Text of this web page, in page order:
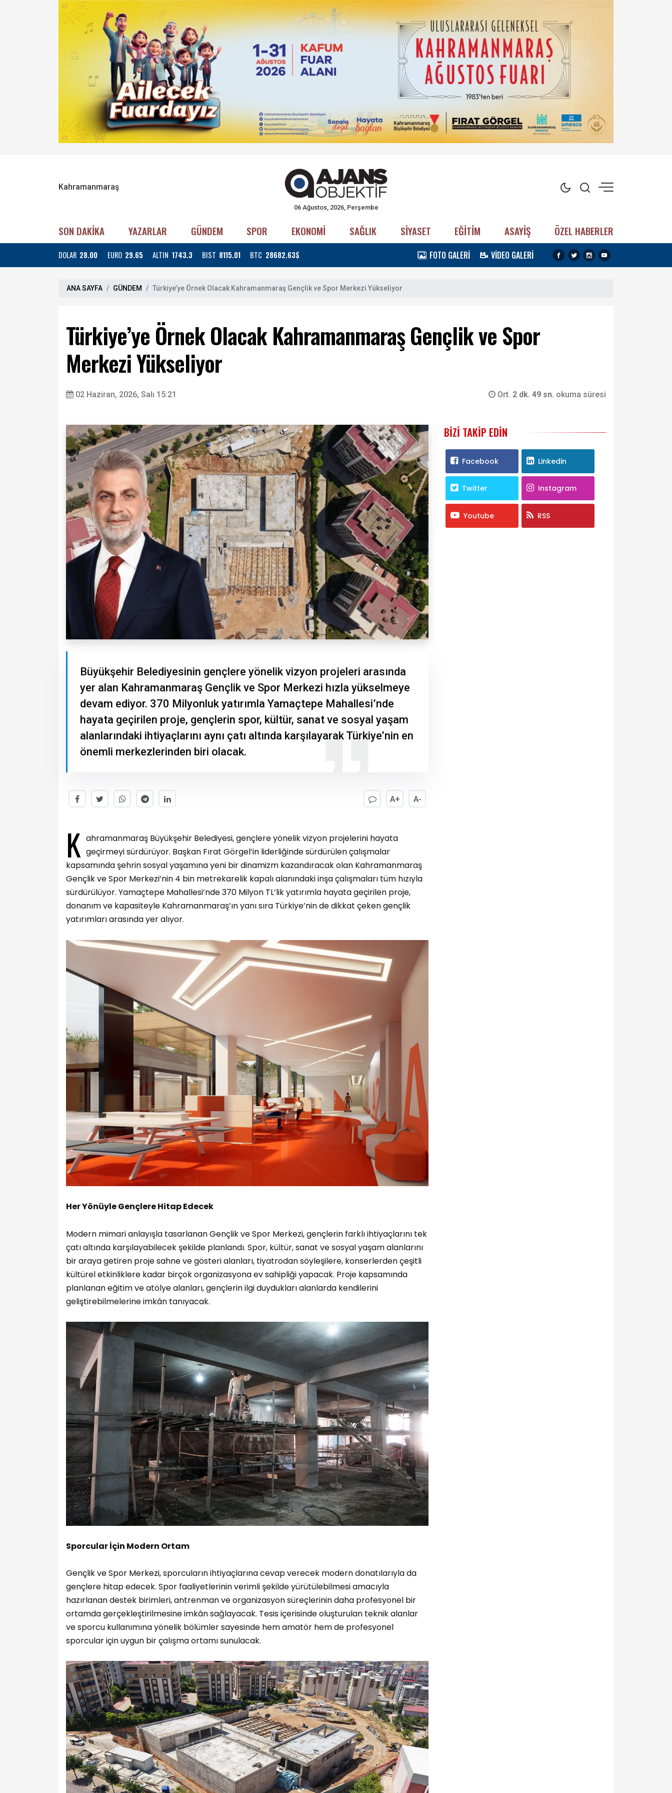
Kahramanmaraş
06 Ağustos, 2026, Perşembe
SON DAKİKA YAZARLAR GÜNDEM SPOR EKONOMİ SAĞLIK SİYASET EĞİTİM ASAYİŞ ÖZEL HABERLER
DOLAR 28.00 EURO 29.65 ALTIN 1743.3 BIST 8115.01 BTC 28682.63$ FOTO GALERİ VİDEO GALERİ
ANA SAYFA GÜNDEM Türkiye’ye Örnek Olacak Kahramanmaraş Gençlik ve Spor Merkezi Yükseliyor
Türkiye’ye Örnek Olacak Kahramanmaraş Gençlik ve Spor
Merkezi Yükseliyor
02 Haziran, 2026, Salı 15:21 Ort. 2 dk. 49 sn. okuma süresi
Büyükşehir Belediyesinin gençlere yönelik vizyon projeleri arasında
yer alan Kahramanmaraş Gençlik ve Spor Merkezi hızla yükselmeye
devam ediyor. 370 Milyonluk yatırımla Yamaçtepe Mahallesi’nde
hayata geçirilen proje, gençlerin spor, kültür, sanat ve sosyal yaşam
alanlarındaki ihtiyaçlarını aynı çatı altında karşılayarak Türkiye’nin en
önemli merkezlerinden biri olacak.
A+ A-
K ahramanmaraş Büyükşehir Belediyesi, gençlere yönelik vizyon projelerini hayata
geçirmeyi sürdürüyor. Başkan Fırat Görgel’in liderliğinde sürdürülen çalışmalar
kapsamında şehrin sosyal yaşamına yeni bir dinamizm kazandıracak olan Kahramanmaraş
Gençlik ve Spor Merkezi’nin 4 bin metrekarelik kapalı alanındaki inşa çalışmaları tüm hızıyla
sürdürülüyor. Yamaçtepe Mahallesi’nde 370 Milyon TL’lik yatırımla hayata geçirilen proje,
donanım ve kapasiteyle Kahramanmaraş’ın yanı sıra Türkiye’nin de dikkat çeken gençlik
yatırımları arasında yer alıyor.
Her Yönüyle Gençlere Hitap Edecek
Modern mimari anlayışla tasarlanan Gençlik ve Spor Merkezi, gençlerin farklı ihtiyaçlarını tek
çatı altında karşılayabilecek şekilde planlandı. Spor, kültür, sanat ve sosyal yaşam alanlarını
bir araya getiren proje sahne ve gösteri alanları, tiyatrodan söyleşilere, konserlerden çeşitli
kültürel etkinliklere kadar birçok organizasyona ev sahipliği yapacak. Proje kapsamında
planlanan eğitim ve atölye alanları, gençlerin ilgi duydukları alanlarda kendilerini
geliştirebilmelerine imkân tanıyacak.
Sporcular İçin Modern Ortam
Gençlik ve Spor Merkezi, sporcuların ihtiyaçlarına cevap verecek modern donatılarıyla da
gençlere hitap edecek. Spor faaliyetlerinin verimli şekilde yürütülebilmesi amacıyla
hazırlanan destek birimleri, antrenman ve organizasyon süreçlerinin daha profesyonel bir
ortamda gerçekleştirilmesine imkân sağlayacak. Tesis içerisinde oluşturulan teknik alanlar
ve sporcu kullanımına yönelik bölümler sayesinde hem amatör hem de profesyonel
sporcular için uygun bir çalışma ortamı sunulacak.
BIZI TAKIP EDIN
Facebook Linkedin
Twitter Instagram
Youtube RSS